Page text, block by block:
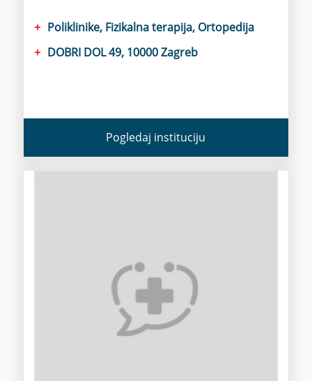
Poliklinike, Fizikalna terapija, Ortopedija
DOBRI DOL 49, 10000 Zagreb
Pogledaj instituciju